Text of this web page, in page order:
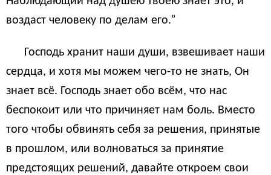
воздаст человеку по делам его.”
Господь хранит наши души, взвешивает наши
сердца, и хотя мы можем чего-то не знать, Он
знает всё. Господь знает обо всём, что нас
беспокоит или что причиняет нам боль. Вместо
того чтобы обвинять себя за решения, принятые
в прошлом, или волноваться за принятие
предстоящих решений, давайте откроем свои